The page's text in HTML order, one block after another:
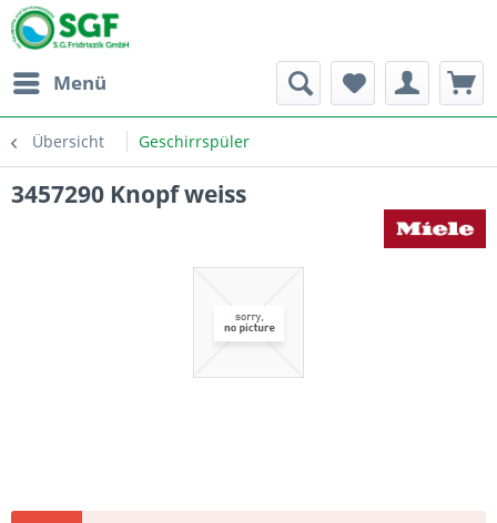
Menü
Übersicht Geschirrspüler
3457290 Knopf weiss